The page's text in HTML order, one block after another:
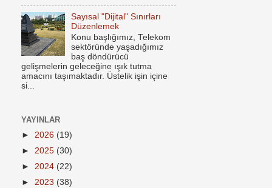
Sayısal "Dijital" Sınırları
Düzenlemek
Konu başlığımız, Telekom
sektöründe yaşadığımız
baş döndürücü
gelişmelerin geleceğine ışık tutma
amacını taşımaktadır. Üstelik işin içine
si...
YAYINLAR
► 2026 (19)
► 2025 (30)
► 2024 (22)
► 2023 (38)